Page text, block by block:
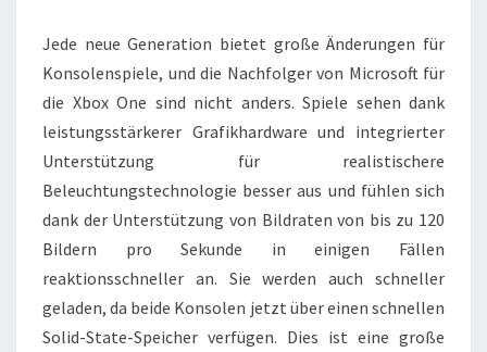
Jede neue Generation bietet große Änderungen für
Konsolenspiele, und die Nachfolger von Microsoft für
die Xbox One sind nicht anders. Spiele sehen dank
leistungsstärkerer Grafikhardware und integrierter
Unterstützung für realistischere
Beleuchtungstechnologie besser aus und fühlen sich
dank der Unterstützung von Bildraten von bis zu 120
Bildern pro Sekunde in einigen Fällen
reaktionsschneller an. Sie werden auch schneller
geladen, da beide Konsolen jetzt über einen schnellen
Solid-State-Speicher verfügen. Dies ist eine große